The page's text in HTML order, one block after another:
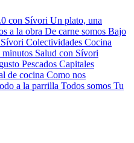
con Sívori Un plato, una
a la obra De carne somos Bajo
Colectividades Cocina
minutos Salud con Sívori
Pescados Capitales
de cocina Como nos
a la parrilla Todos somos Tu